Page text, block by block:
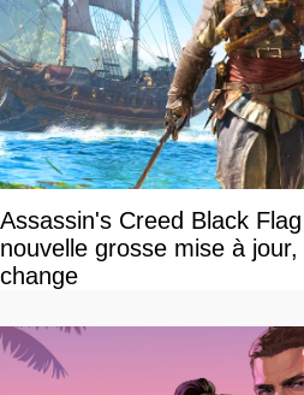
Assassin's Creed Black
nouvelle grosse mise à
change